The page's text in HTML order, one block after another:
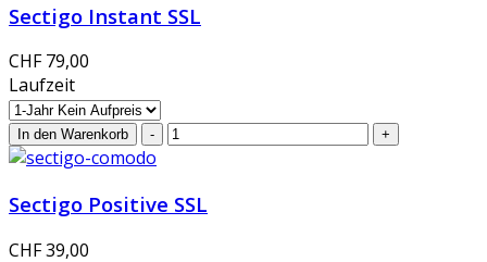
Sectigo Instant SSL
CHF 79,00
Laufzeit
Sectigo Positive SSL
CHF 39,00